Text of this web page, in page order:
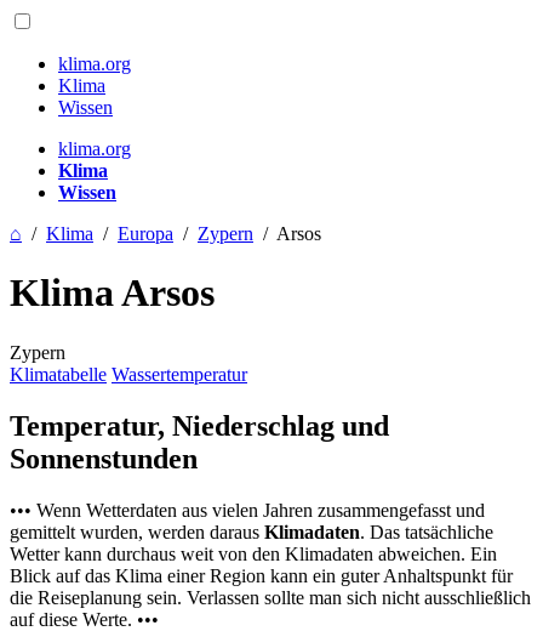
klima.org
Klima
Wissen
klima.org
Klima
Wissen
⌂ / Klima / Europa / Zypern / Arsos
Klima Arsos
Zypern
Klimatabelle Wassertemperatur
Temperatur, Niederschlag und
Sonnenstunden
••• Wenn Wetterdaten aus vielen Jahren zusammengefasst und
gemittelt wurden, werden daraus Klimadaten. Das tatsächliche
Wetter kann durchaus weit von den Klimadaten abweichen. Ein
Blick auf das Klima einer Region kann ein guter Anhaltspunkt für
die Reiseplanung sein. Verlassen sollte man sich nicht ausschließlich
auf diese Werte. •••